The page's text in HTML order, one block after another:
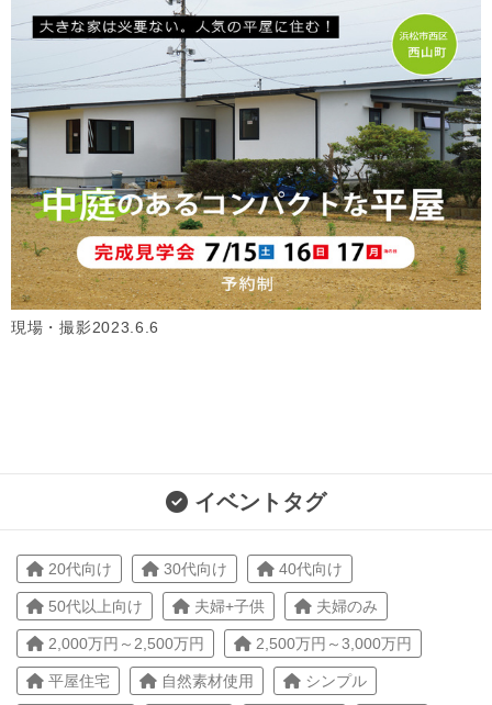
現場・撮影2023.6.6
イベントタグ
20代向け 30代向け 40代向け
50代以上向け 夫婦+子供 夫婦のみ
2,000万円～2,500万円 2,500万円～3,000万円
平屋住宅 自然素材使用 シンプル